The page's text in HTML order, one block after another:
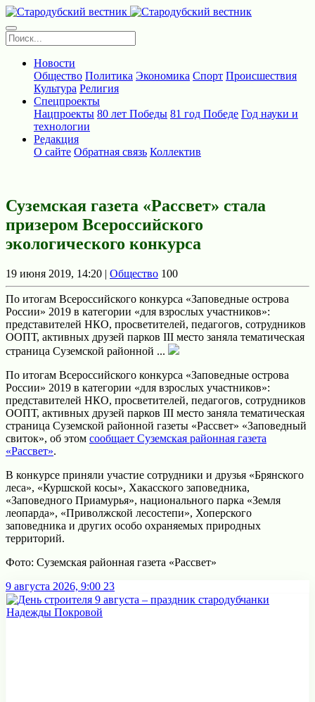
Новости
Общество Политика Экономика Спорт Происшествия
Культура Религия
Спецпроекты
Нацпроекты 80 лет Победы 81 год Победе Год науки и
технологии
Редакция
О сайте Обратная связь Коллектив
Суземская газета «Рассвет» стала
призером Всероссийского
экологического конкурса
19 июня 2019, 14:20 | Общество 100
По итогам Всероссийского конкурса «Заповедные острова
России» 2019 в категории «для взрослых участников»:
представителей НКО, просветителей, педагогов, сотрудников
ООПТ, активных друзей парков III место заняла тематическая
страница Суземской районной ...
По итогам Всероссийского конкурса «Заповедные острова
России» 2019 в категории «для взрослых участников»:
представителей НКО, просветителей, педагогов, сотрудников
ООПТ, активных друзей парков III место заняла тематическая
страница Суземской районной газеты «Рассвет» «Заповедный
свиток», об этом сообщает Суземская районная газета
«Рассвет».
В конкурсе приняли участие сотрудники и друзья «Брянского
леса», «Куршской косы», Хакасского заповедника,
«Заповедного Приамурья», национального парка «Земля
леопарда», «Приволжской лесостепи», Хоперского
заповедника и других особо охраняемых природных
территорий.
Фото: Суземская районная газета «Рассвет»
9 августа 2026, 9:00 23